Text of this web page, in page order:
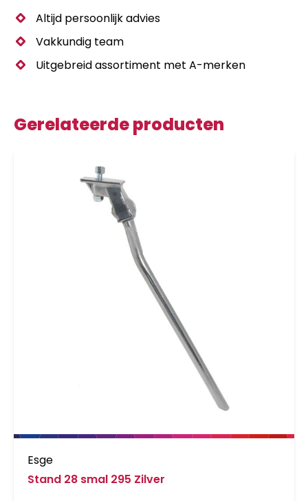
Altijd persoonlijk advies
Vakkundig team
Uitgebreid assortiment met A-merken
Gerelateerde producten
Esge
Stand 28 smal 295 Zilver